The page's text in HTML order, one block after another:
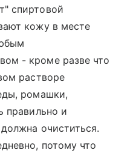
спиртовой
кожу в месте
- кроме разве что
растворе
ромашки,
правильно и
очиститься.
потому что